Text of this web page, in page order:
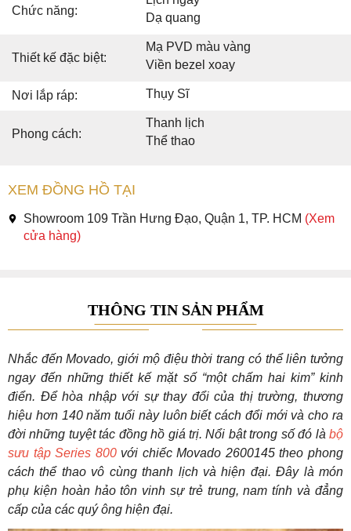
Chức năng:
Dạ quang
Thiết kế đặc biệt:
Mạ PVD màu vàng
Viền bezel xoay
Nơi lắp ráp: Thụy Sĩ
Phong cách:
Thanh lịch
Thể thao
XEM ĐỒNG HỒ TẠI
Showroom 109 Trần Hưng Đạo, Quận 1, TP. HCM (Xem
cửa hàng)
THÔNG TIN SẢN PHẨM
Nhắc đến Movado, giới mộ điệu thời trang có thể liên tưởng
ngay đến những thiết kế mặt số “một chấm hai kim” kinh
điển. Để hòa nhập với sự thay đổi của thị trường, thương
hiệu hơn 140 năm tuổi này luôn biết cách đổi mới và cho ra
đời những tuyệt tác đồng hồ giá trị. Nổi bật trong số đó là bộ
sưu tập Series 800với chiếc Movado 2600145 theo phong
cách thể thao vô cùng thanh lịch và hiện đại. Đây là món
phụ kiện hoàn hảo tôn vinh sự trẻ trung, nam tính và đẳng
cấp của các quý ông hiện đại.